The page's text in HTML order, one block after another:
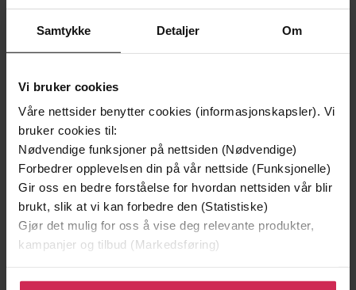
Samtykke Detaljer Om
Vi bruker cookies
Våre nettsider benytter cookies (informasjonskapsler). Vi
bruker cookies til:
Nødvendige funksjoner på nettsiden (Nødvendige)
Forbedrer opplevelsen din på vår nettside (Funksjonelle)
Gir oss en bedre forståelse for hvordan nettsiden vår blir
brukt, slik at vi kan forbedre den (Statistiske)
Gjør det mulig for oss å vise deg relevante produkter,
kampanjer og tilbud (Markedsføring)
Klikk på «Godta alle» for å gi oss ditt samtykke til å
199,-
Minnesota
Jo Nesbø
EBOK
Utskudd
EBOK
Undertittel
Everything You Want to Know on how it